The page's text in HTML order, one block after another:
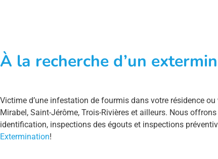
À la recherche d’un
Victime d’une infestation de fourmis dans votre résidence
Mirabel, Saint-Jérôme, Trois-Rivières et ailleurs. Nous
identification, inspections des égouts et inspections
Extermination!